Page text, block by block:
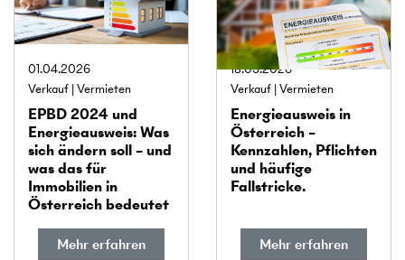
01.04.2026
Verkauf Vermieten
EPBD 2024 und
Energie­ausweis: Was
sich ändern soll – und
was das für
Immobilien in
Österreich bedeutet
Mehr erfahren
18.03.2026
Verkauf Vermieten
Energie­ausweis in
Österreich –
Kennzahlen, Pflichten
und häufige
Fallstricke.
Mehr erfahren